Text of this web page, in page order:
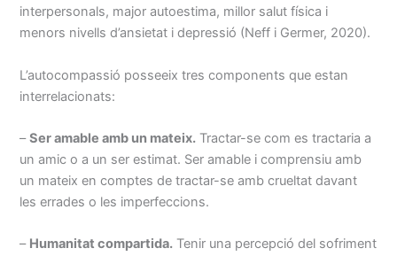
interpersonals, major autoestima, millor salut física i
menors nivells d’ansietat i depressió (Neff i Germer, 2020).
L’autocompassió posseeix tres components que estan
interrelacionats:
–Ser amable amb un mateix. Tractar-se com es tractaria a
un amic o a un ser estimat. Ser amable i comprensiu amb
un mateix en comptes de tractar-se amb crueltat davant
les errades o les imperfeccions.
– Humanitat compartida. Tenir una percepció del sofriment